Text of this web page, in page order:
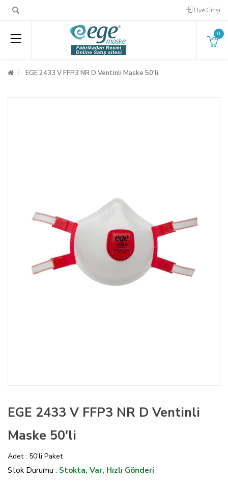
Üye Girişi
0
EGE 2433 V FFP3 NR D Ventinli Maske 50'li
EGE 2433 V FFP3 NR D Ventinli
Maske 50'li
Adet : 50'li Paket
Stok Durumu : Stokta, Var, Hızlı Gönderi